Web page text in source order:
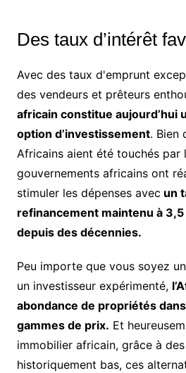
Des taux d’intérêt
Avec des taux d'emprunt
des vendeurs et prêteurs
africain constitue aujourd’hui
option d’investissement. Bien
Africains aient été touchés par
gouvernements africains ont
stimuler les dépenses avec un
refinancement maintenu à 3,5
depuis des décennies.
Peu importe que vous soyez
un investisseur expérimenté,
abondance de propriétés
gammes de prix. Et
immobilier africain, grâce à
historiquement bas, ces